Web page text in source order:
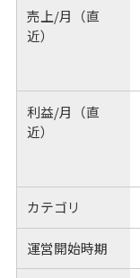
売上/月（直
近）
利益/月（直
近）
カテゴリ
運営開始時期